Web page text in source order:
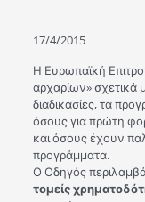
17/4/2015
Η Ευρωπαϊκή
αρχαρίων» σχετικά
διαδικασίες, τα
όσους για πρώτη
και όσους έχουν
προγράμματα.
Ο Οδηγός
τομείς